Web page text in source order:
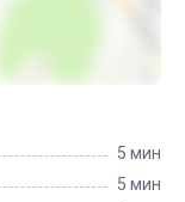
5 мин
5 мин